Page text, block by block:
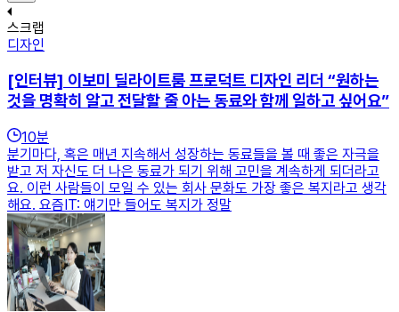
스크랩
디자인
[인터뷰] 이보미 딜라이트룸 프로덕트 디자인 리더 “원하는
것을 명확히 알고 전달할 줄 아는 동료와 함께 일하고 싶어요”
10분
분기마다, 혹은 매년 지속해서 성장하는 동료들을 볼 때 좋은 자극을
받고 저 자신도 더 나은 동료가 되기 위해 고민을 계속하게 되더라고
요. 이런 사람들이 모일 수 있는 회사 문화도 가장 좋은 복지라고 생각
해요. 요즘IT: 얘기만 들어도 복지가 정말